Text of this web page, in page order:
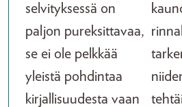
selvityksessä on
paljon pureksittavaa,
se ei ole pelkkää
yleistä pohdintaa
kirjallisuudesta vaan